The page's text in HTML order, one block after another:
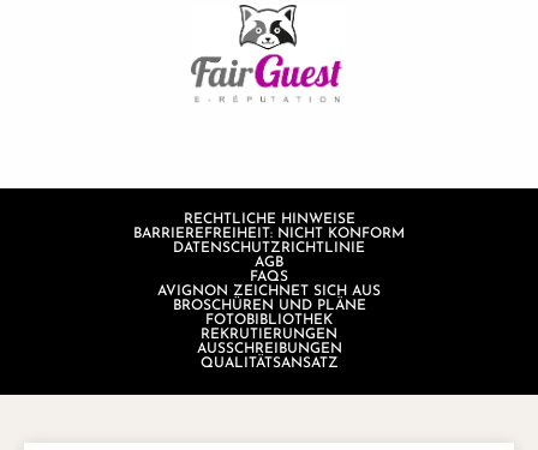
RECHTLICHE HINWEISE
BARRIEREFREIHEIT: NICHT KONFORM
DATENSCHUTZRICHTLINIE
AGB
FAQS
AVIGNON ZEICHNET SICH AUS
BROSCHÜREN UND PLÄNE
FOTOBIBLIOTHEK
REKRUTIERUNGEN
AUSSCHREIBUNGEN
QUALITÄTSANSATZ